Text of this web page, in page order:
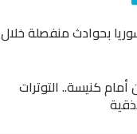
سوريا بحوادث منفصلة خلال
كنيسة.. التوترات